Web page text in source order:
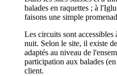
balades en raquettes ; à
faisons une simple
Les circuits sont
nuit. Selon le site, il existe
adaptés au niveau de
participation aux balades
client.